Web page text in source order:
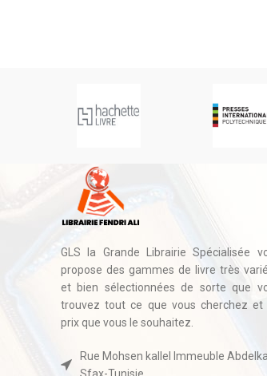
GLS la Grande Librairie Spécialisée
propose des gammes de livre très
et bien sélectionnées de sorte que
trouvez tout ce que vous cherchez et
prix que vous le souhaitez.
Rue Mohsen kallel Immeuble
Sfax-Tunisie